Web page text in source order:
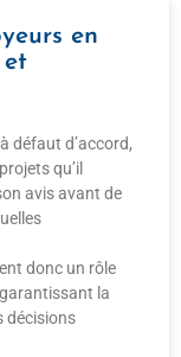
en
et
défaut d’accord,
qu’il
avis avant de
donc un rôle
la
décisions